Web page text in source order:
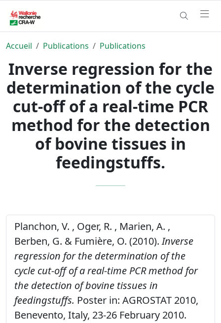
Accueil Publications Publications
Inverse regression for the
determination of the cycle
cut-off of a real-time PCR
method for the detection
of bovine tissues in
feedingstuffs.
Planchon, V. , Oger, R. , Marien, A. ,
Berben, G. & Fumière, O. (2010).Inverse
regression for the determination of the
cycle cut-off of a real-time PCR method for
the detection of bovine tissues in
feedingstuffs. Poster in: AGROSTAT 2010,
Benevento, Italy, 23-26 February 2010.